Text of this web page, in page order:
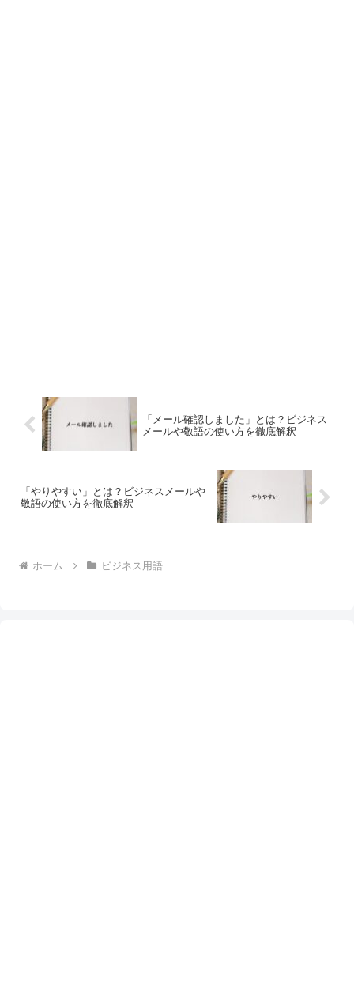
「メール確認しました」とは？ビジネス
メールや敬語の使い方を徹底解釈
「やりやすい」とは？ビジネスメールや
敬語の使い方を徹底解釈
ホーム ビジネス用語